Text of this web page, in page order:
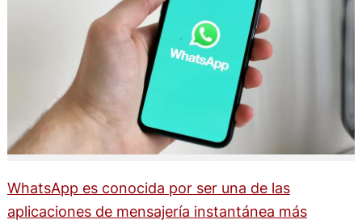
WhatsApp es conocida por ser una de las
aplicaciones de mensajería instantánea más